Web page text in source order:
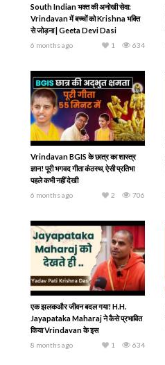
South Indian भक्त की अनोखी सेवा:
Vrindavan में बच्चों को Krishna भक्ति
से जोड़ना | Geeta Devi Dasi
6 months ago 634
1
Vrindavan BGIS के छात्र का शास्त्र
ज्ञान! पूरी भगवद गीता कंठस्थ, ऐसी प्रतिभा
पहले कभी नहीं देखी
6 months ago 706
2
एक झलकऔर जीवन बदल गया! H.H.
Jayapataka Maharaj ने कैसे प्रभावित
किया Vrindavan के इस
Brahmachari को?
8 months ago 634
1